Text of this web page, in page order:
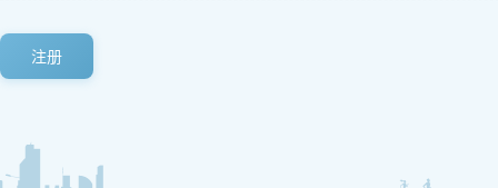
注册